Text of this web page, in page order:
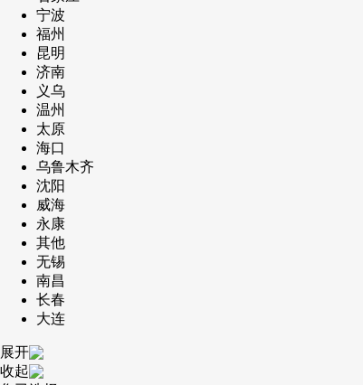
宁波
福州
昆明
济南
义乌
温州
太原
海口
乌鲁木齐
沈阳
威海
永康
其他
无锡
南昌
长春
大连
展开
收起